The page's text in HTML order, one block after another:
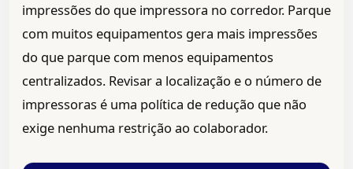
impressões do que impressora no corredor. Parque
com muitos equipamentos gera mais impressões
do que parque com menos equipamentos
centralizados. Revisar a localização e o número de
impressoras é uma política de redução que não
exige nenhuma restrição ao colaborador.